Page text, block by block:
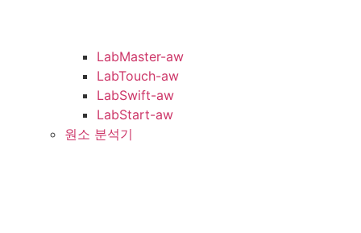
LabMaster-aw
LabTouch-aw
LabSwift-aw
LabStart-aw
원소 분석기